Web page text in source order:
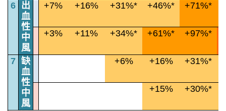
6 出
血
性
中
風
+7% +16% +31%* +46%* +71%*
+3% +11% +34%* +61%* +97%*
7 缺
血
性
中
風
+6% +16% +31%*
+15% +30%*